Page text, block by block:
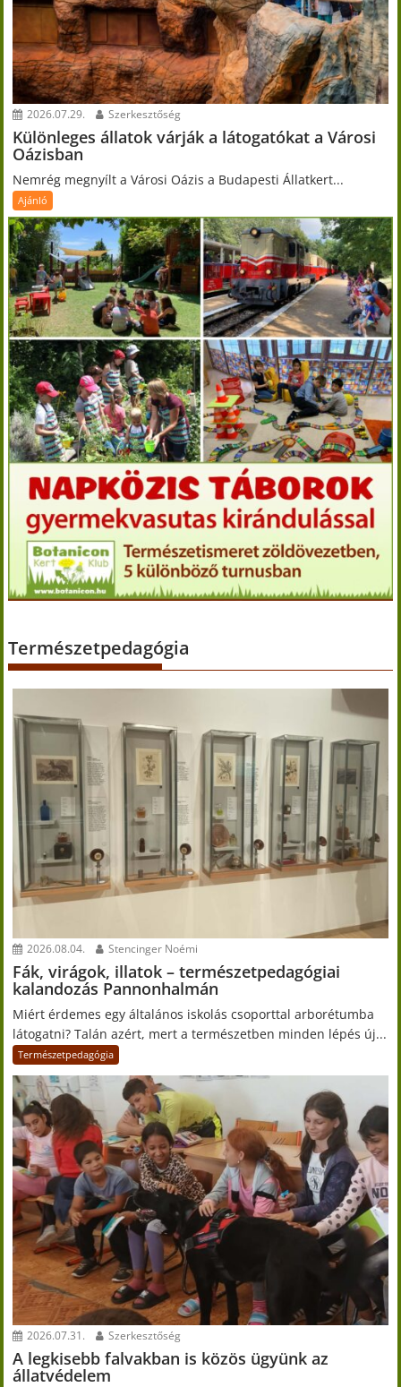
2026.07.29. Szerkesztőség
Különleges állatok várják a látogatókat a Városi
Oázisban
Nemrég megnyílt a Városi Oázis a Budapesti Állatkert...
Ajánló
Természetpedagógia
2026.08.04. Stencinger Noémi
Fák, virágok, illatok – természetpedagógiai
kalandozás Pannonhalmán
Miért érdemes egy általános iskolás csoporttal arborétumba
látogatni? Talán azért, mert a természetben minden lépés új...
Természetpedagógia
2026.07.31. Szerkesztőség
A legkisebb falvakban is közös ügyünk az
állatvédelem